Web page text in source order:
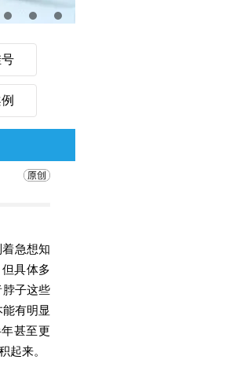
急想知
具体多
子这些
有明显
甚至更
起来。